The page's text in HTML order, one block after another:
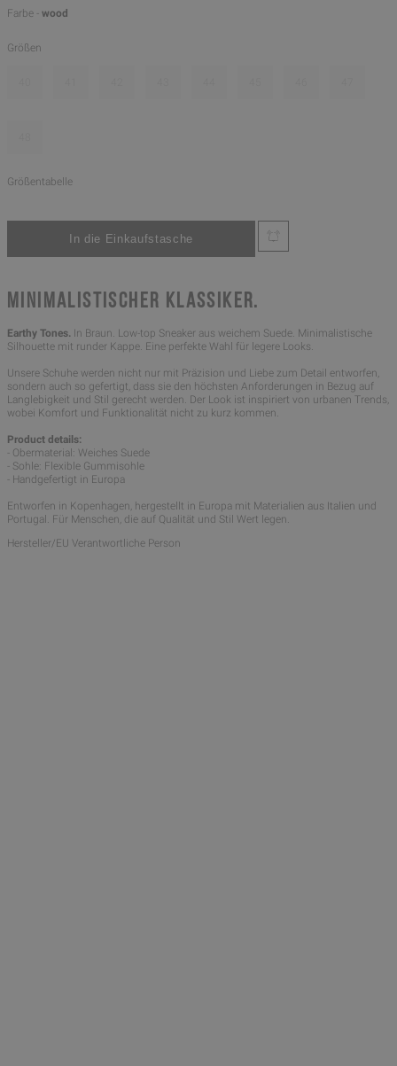
Farbe - wood
Größen
Größentabelle
MINIMALISTISCHER KLASSIKER.
Earthy Tones. In Braun. Low-top Sneaker aus weichem Suede. Minimalistische
Silhouette mit runder Kappe. Eine perfekte Wahl für legere Looks.
Unsere Schuhe werden nicht nur mit Präzision und Liebe zum Detail entworfen,
sondern auch so gefertigt, dass sie den höchsten Anforderungen in Bezug auf
Langlebigkeit und Stil gerecht werden. Der Look ist inspiriert von urbanen Trends,
wobei Komfort und Funktionalität nicht zu kurz kommen.
Product details:
- Obermaterial: Weiches Suede
- Sohle: Flexible Gummisohle
- Handgefertigt in Europa
Entworfen in Kopenhagen, hergestellt in Europa mit Materialien aus Italien und
Portugal. Für Menschen, die auf Qualität und Stil Wert legen.
Hersteller/EU Verantwortliche Person